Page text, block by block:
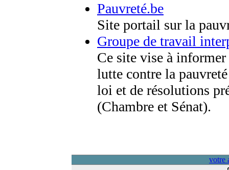
Pauvreté.be
Site portail sur la
Groupe de travail
Ce site vise à informer
lutte contre la
loi et de résolutions
(Chambre et Sénat).
votre